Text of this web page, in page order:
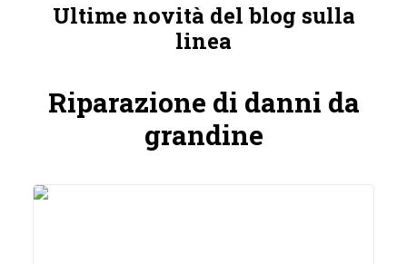
Ultime novità del blog sulla
linea
Riparazione di danni da
grandine